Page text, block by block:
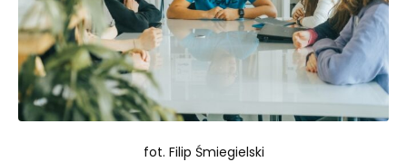
fot. Filip Śmiegielski